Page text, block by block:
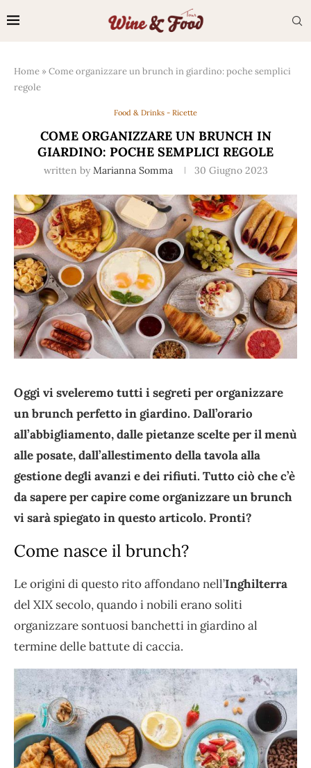
Home »Come organizzare un brunch in giardino: poche semplici
regole
Food & Drinks - Ricette
COME ORGANIZZARE UN BRUNCH IN
GIARDINO: POCHE SEMPLICI REGOLE
written by Marianna Somma 30 Giugno 2023
Oggi vi sveleremo tutti i segreti per organizzare
un brunch perfetto in giardino. Dall’orario
all’abbigliamento, dalle pietanze scelte per il menù
alle posate, dall’allestimento della tavola alla
gestione degli avanzi e dei rifiuti. Tutto ciò che c’è
da sapere per capire come organizzare un brunch
vi sarà spiegato in questo articolo. Pronti?
Come nasce il brunch?
Le origini di questo rito affondano nell’Inghilterra
del XIX secolo, quando i nobili erano soliti
organizzare sontuosi banchetti in giardino al
termine delle battute di caccia.